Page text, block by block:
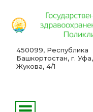
450099, Республика
Башкортостан, г.
Жукова, 4/1